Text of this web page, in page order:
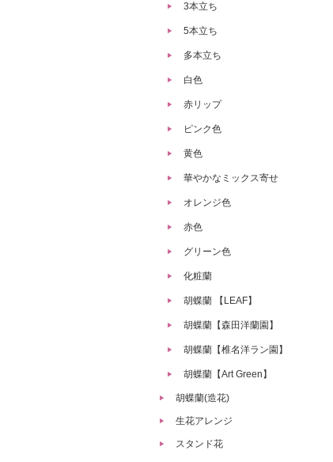
3本立ち
5本立ち
多本立ち
白色
赤リップ
ピンク色
黄色
華やかなミックス寄せ
オレンジ色
赤色
グリーン色
化粧蘭
胡蝶蘭 【LEAF】
胡蝶蘭【森田洋蘭園】
胡蝶蘭【椎名洋ラン園】
胡蝶蘭【Art Green】
胡蝶蘭(造花)
生花アレンジ
スタンド花